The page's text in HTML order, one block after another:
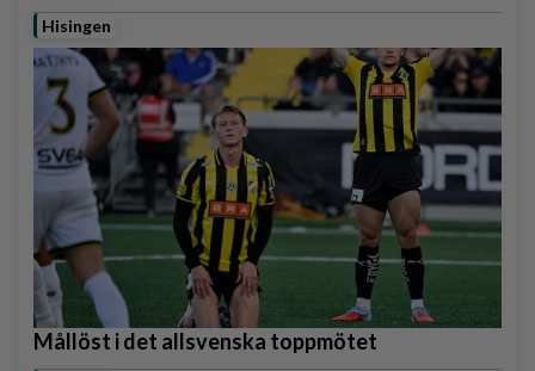
Hisingen
Mållöst i det allsvenska toppmötet